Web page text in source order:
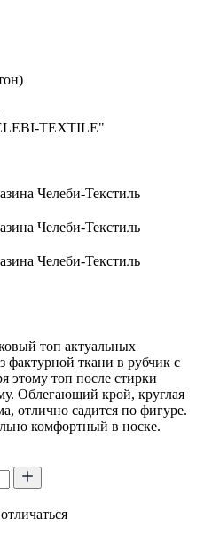
TEXTILE"
топ актуальных
фактурной ткани в рубчик с
этому топ после стирки
Облегающий крой, круглая
отлично садится по фигуре.
комфортный в носке.